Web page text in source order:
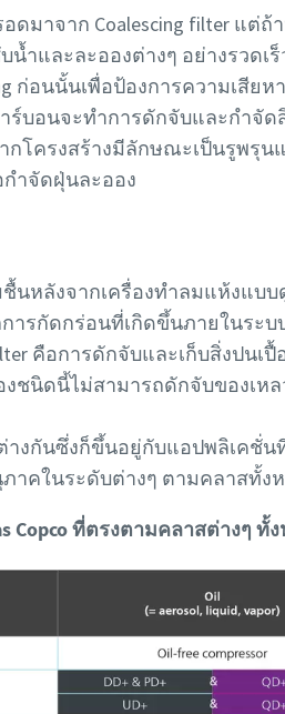
าจาก Coalescing filter แต่ถ้า
ำและละอองต่างๆ อย่างรวดเร็
ก่อนนั้นเพื่อป้องการความเสียห
ร์บอนจะทำการดักจับและกำจัด
โครงสร้างมีลักษณะเป็นรูพรุน
ำจัดฝุ่นละออง
นหลังจากเครื่องทำลมแห้งแบ
การกัดกร่อนที่เกิดขึ้นภายในระ
คือการดักจับและเก็บสิ่งปนเปื้
งชนิดนี้ไม่สามารถดักจับของเห
างกันซึ่งก็ขึ้นอยู่กับแอปพลิเคชั่
าคในระดับต่างๆ ตามคลาสทั้ง
Copco ที่ตรงตามคลาสต่างๆ ทั้